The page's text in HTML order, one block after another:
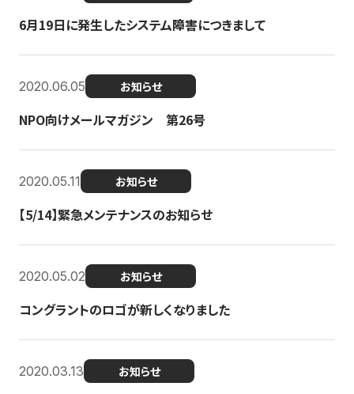
6月19日に発生したシステム障害につきまして
2020.06.05 お知らせ
NPO向けメールマガジン 第26号
2020.05.11 お知らせ
【5/14】緊急メンテナンスのお知らせ
2020.05.02 お知らせ
コングラントのロゴが新しくなりました
2020.03.13 お知らせ